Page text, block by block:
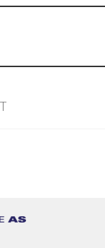
129,00kr.